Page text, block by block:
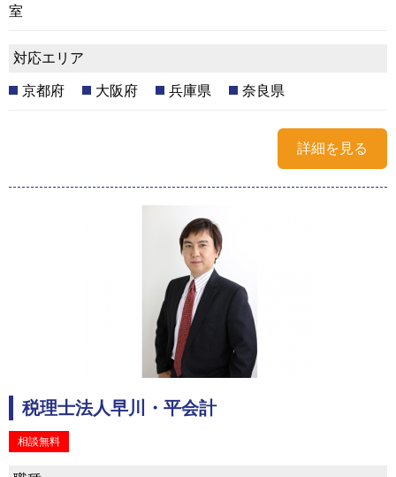
室
対応エリア
京都府 大阪府 兵庫県 奈良県
詳細を見る
税理士法人早川・平会計
相談無料